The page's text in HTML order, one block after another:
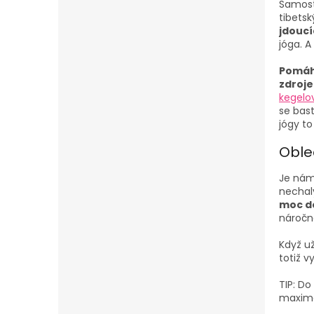
jóga.
se
jógy
Je
moc
Když
totiž
TIP: